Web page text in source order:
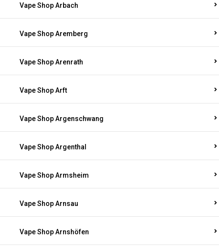
Vape Shop Arbach
Vape Shop Aremberg
Vape Shop Arenrath
Vape Shop Arft
Vape Shop Argenschwang
Vape Shop Argenthal
Vape Shop Armsheim
Vape Shop Arnsau
Vape Shop Arnshöfen